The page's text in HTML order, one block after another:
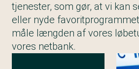
tjenester, som gør, at vi kan
eller nyde
måle længden af vores
vores netbank.